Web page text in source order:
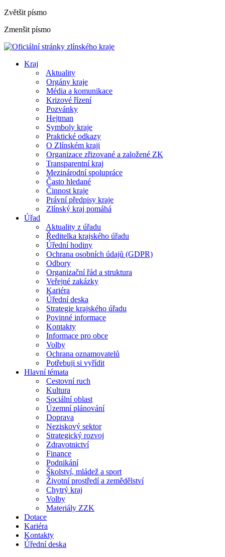
Zvětšit písmo
Zmenšit písmo
Kraj
Aktuality
Orgány kraje
Média a komunikace
Krizové řízení
Pozvánky
Hejtman
Symboly kraje
Praktické odkazy
O Zlínském kraji
Organizace zřizované a založené ZK
Transparentní kraj
Mezinárodní spolupráce
Často hledané
Činnost kraje
Právní předpisy kraje
Zlínský kraj pomáhá
Úřad
Aktuality z úřadu
Ředitelka krajského úřadu
Úřední hodiny
Ochrana osobních údajů (GDPR)
Odbory
Organizační řád a struktura
Veřejné zakázky
Kariéra
Úřední deska
Strategie krajského úřadu
Povinné informace
Kontakty
Informace pro obce
Volby
Ochrana oznamovatelů
Potřebuji si vyřídit
Hlavní témata
Cestovní ruch
Kultura
Sociální oblast
Územní plánování
Doprava
Neziskový sektor
Strategický rozvoj
Zdravotnictví
Finance
Podnikání
Školství, mládež a sport
Životní prostředí a zemědělství
Chytrý kraj
Volby
Materiály ZZK
Dotace
Kariéra
Kontakty
Úřední deska